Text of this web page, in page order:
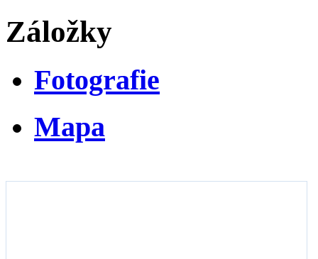
Záložky
Fotografie
Mapa